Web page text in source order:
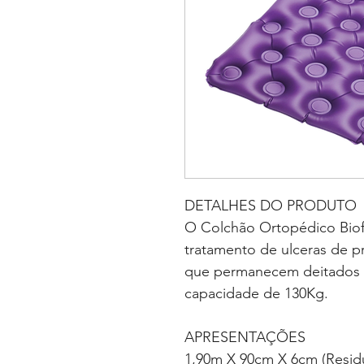
DETALHES DO PRODUTO
O Colchão Ortopédico
tratamento de ulceras de
que permanecem
capacidade de 130Kg.
APRESENTAÇÕES
1,90m X 90cm X 6cm